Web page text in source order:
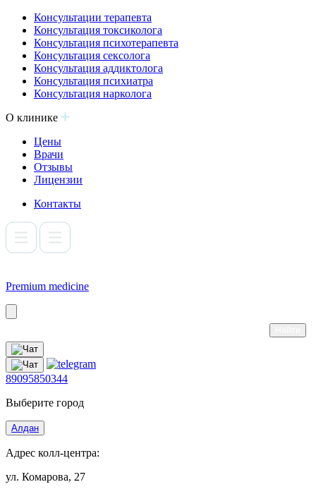
Консультации терапевта
Консультация токсиколога
Консультация психотерапевта
Консультация сексолога
Консультация аддиктолога
Консультация психиатра
Консультация нарколога
О клинике
Цены
Врачи
Отзывы
Лицензии
Контакты
Premium medicine
89095850344
Выберите город
Алдан
Адрес колл-центра:
ул. Комарова, 27